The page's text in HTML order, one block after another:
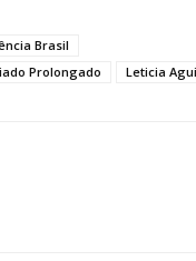
Brasil
Prolongado Leticia